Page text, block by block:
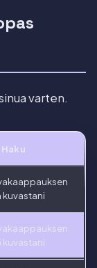
varten.
Haku
kuvastani
kuvastani